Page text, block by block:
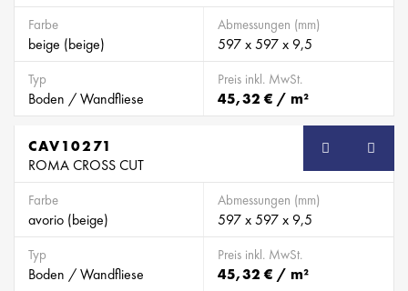
Farbe
beige (beige)
Abmessungen (mm)
597 x 597 x 9,5
Typ
Boden / Wandfliese
Preis inkl. MwSt.
45,32 € / m²
CAV10271
ROMA CROSS CUT
Farbe
avorio (beige)
Abmessungen (mm)
597 x 597 x 9,5
Typ
Boden / Wandfliese
Preis inkl. MwSt.
45,32 € / m²